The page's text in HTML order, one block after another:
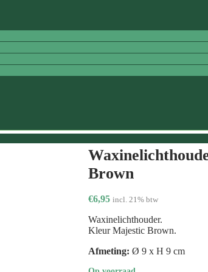
Brown
€6,95 incl. 21% btw
Waxinelichthouder.
Kleur Majestic Brown.
Afmeting: Ø 9 x H 9 cm